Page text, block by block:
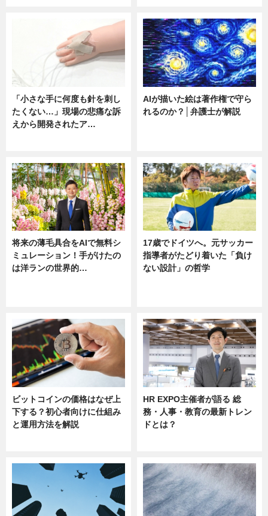
「小さな手に何度も針を刺し
たくない…」現場の悲痛な訴
えから開発されたア…
AIが描いた絵は著作権で守ら
れるのか？│弁護士が解説
将来の薄毛具合をAIで無料シ
ミュレーション！手がけたの
は洋ランの世界的…
17歳でドイツへ。元サッカー
指導者がたどり着いた「負け
ない設計」の哲学
ビットコインの価格はなぜ上
下する？初心者向けに仕組み
と運用方法を解説
HR EXPO主催者が語る 総
務・人事・教育の最新トレン
ドとは？